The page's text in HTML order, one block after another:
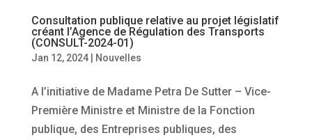
Consultation publique relative au projet législatif
créant l’Agence de Régulation des Transports
(CONSULT-2024-01)
Jan 12, 2024| Nouvelles
A l’initiative de Madame Petra De Sutter – Vice-
Première Ministre et Ministre de la Fonction
publique, des Entreprises publiques, des